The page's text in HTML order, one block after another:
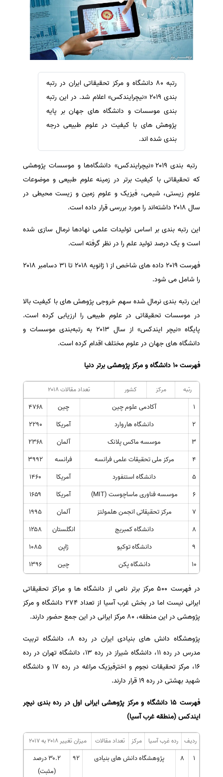
ترجمه عربی به فارسی
مشاهده همه زبان ها
سفارش ویرایش
سفارش پارافریز
سفارش فرمت‌بندی
سفارش کاهش کمیت
سفارش معرفی مجله
سفارش معرفی مقاله
سفارش معرفی کتاب
سفارش چکیده مبسوط
سفارش ترجمه مولتی‌مدیا
سفارش تولید محتوا
سفارش ترجمه همزمان
سفارش چکیده گرافیکی
سفارش انگیزه‌نامه‌SOP
رتبه ۸۰ دانشگاه و مرکز تحقیقاتی ایران در رتبه
بندی ۲۰۱۹ «نیچرایندکس» اعلام شد. در این رتبه
بندی موسسات و دانشگاه های جهان بر پایه
پژوهش های با کیفیت در علوم طبیعی درجه
بندی شده اند.
رتبه بندی ۲۰۱۹ «نیچرایندکس» دانشگاه‌ها و موسسات پژوهشی
که تحقیقاتی با کیفیت برتر در زمینه علوم طبیعی و موضوعات
علوم زیستی، شیمی، فیزیک و علوم زمین و زیست محیطی در
سال ۲۰۱۸ داشته‌اند را مورد بررسی قرار داده است.
این رتبه بندی بر اساس تولیدات علمی نهادها نرمال سازی شده
است و یک درصد تولید علم را در نظر گرفته است.
فهرست ۲۰۱۹ داده های شاخص از ۱ ژانویه ۲۰۱۸ تا ۳۱ دسامبر ۲۰۱۸
را شامل می شود.
این رتبه بندی نرمال شده سهم خروجی پژوهش های با کیفیت بالا
در موسسات تحقیقاتی در علوم طبیعی را ارزیابی کرده است.
پایگاه «نیچر ایندکس» از سال ۲۰۱۳ به رتبه‌بندی موسسات و
دانشگاه های جهان در علوم مختلف اقدام کرده است.
فهرست۱۰ دانشگاه و مرکز پژوهشی برتر دنیا
رتبه مرکز کشور تعداد مقالات ۲۰۱۸
۱ آکادمی علوم چین چین
۴۷۶۸
۲
دانشگاه هاروارد آمریکا
۲۲۹۰
۳
موسسه ماکس پلانک آلمان
۲۳۶۸
۴
مرکز ملی تحقیقات علمی فرانسه فرانسه
۳۹۹۲
۵
دانشگاه استنفورد آمریکا
۱۴۶۰
۶
موسسه فناوری ماساچوست (MIT) آمریکا
۱۶۵۹
۷
مرکز تحقیقاتی انجمن هلمولتز آلمان
۱۹۹۵
۸
دانشگاه کمبریج انگلستان
۱۲۵۸
۹
دانشگاه توکیو ژاپن
۱۰۸۵
۱۰
دانشگاه پکن چین ۱۳۹۶
در فهرست ۵۰۰ مرکز برتر نامی از دانشگاه ها و مراکز تحقیقاتی
ایرانی نیست اما در بخش غرب آسیا از تعداد ۲۷۴ دانشگاه و مرکز
پژوهشی در این منطقه، ۸۰ مرکز ایرانی در این جمع حضور دارند.
پژوهشگاه دانش های بنیادی ایران در رده ۸، دانشگاه تربیت
مدرس در رده ۱۱، دانشگاه شیراز در رده ۱۳، دانشگاه تهران در رده
۱۶، مرکز تحقیقات نجوم و اخترفیزیک مراغه در رده ۱۷ و دانشگاه
شهید بهشتی در رده ۱۹ قرار دارند.
فهرست ۱۵ دانشگاه و مرکز پژوهشی ایرانی اول در رده بندی نیچر
ایندکس (منطقه غرب آسیا)
ردیف رده غرب آسیا مرکز تعداد مقالات میزان تغییر ۲۰۱۸ به ۲۰۱۷
۱ ۸ پژوهشگاه دانش های بنیادی ۹۲
۳۰.۲ درصد
(مثبت)